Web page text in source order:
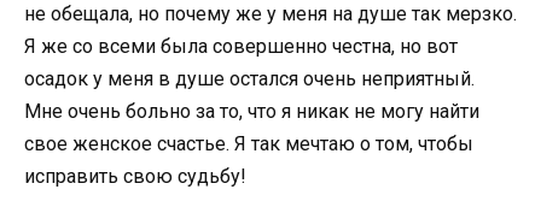
не обещала, но почему же у меня на душе так мерзко.
Я же со всеми была совершенно честна, но вот
осадок у меня в душе остался очень неприятный.
Мне очень больно за то, что я никак не могу найти
свое женское счастье. Я так мечтаю о том, чтобы
исправить свою судьбу!